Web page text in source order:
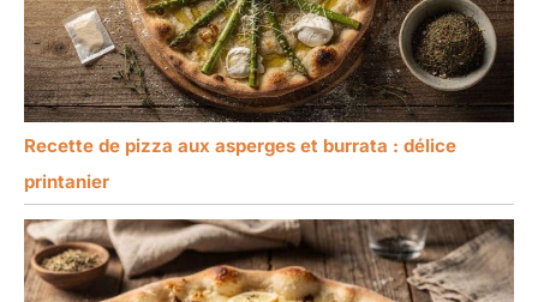
Recette de pizza aux asperges et burrata : délice
printanier